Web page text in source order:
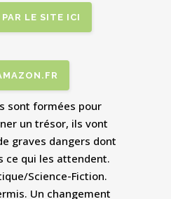
LE SITE ICI
sont formées pour
un trésor, ils vont
graves dangers dont
ce qui les attendent.
Science-Fiction.
Un changement